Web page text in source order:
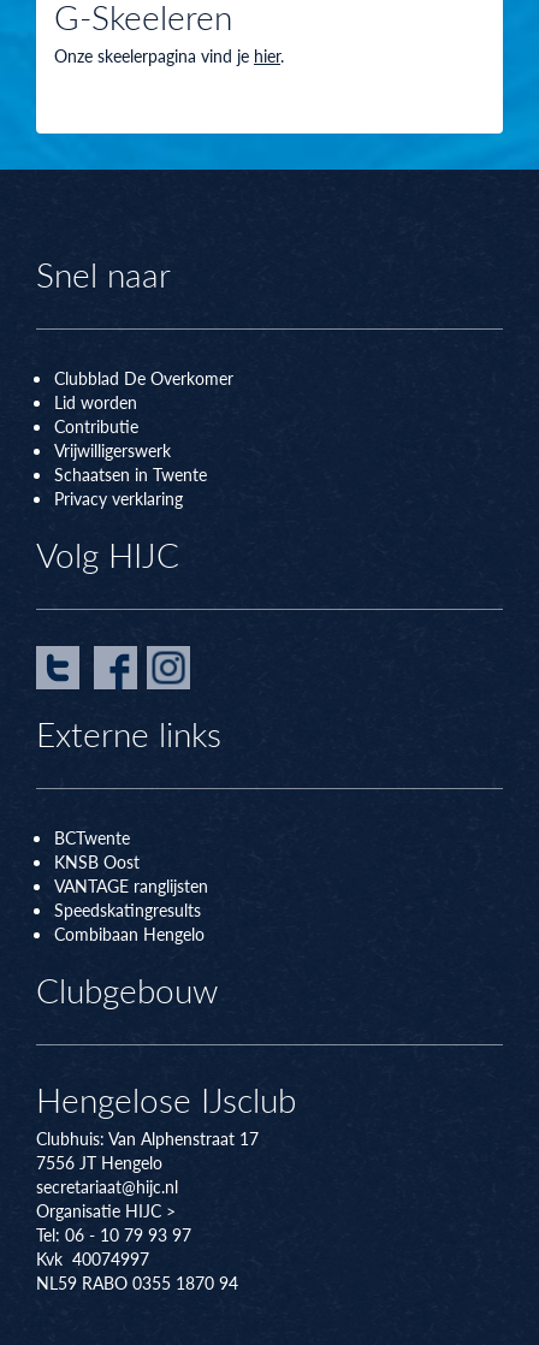
G-Skeeleren
Onze skeelerpagina vind je hier.
Snel naar
Clubblad De Overkomer
Lid worden
Contributie
Vrijwilligerswerk
Schaatsen in Twente
Privacy verklaring
Volg HIJC
Externe links
BCTwente
KNSB Oost
VANTAGE ranglijsten
Speedskatingresults
Combibaan Hengelo
Clubgebouw
Hengelose IJsclub
Clubhuis: Van Alphenstraat 17
7556 JT Hengelo
secretariaat@hijc.nl
Organisatie HIJC >
Tel: 06 - 10 79 93 97
Kvk 40074997
NL59 RABO 0355 1870 94